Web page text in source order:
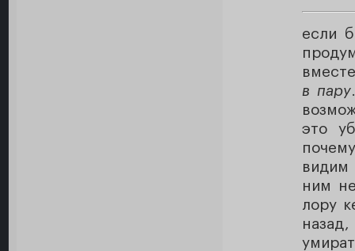
если
в пару
это
видим
ним
лору